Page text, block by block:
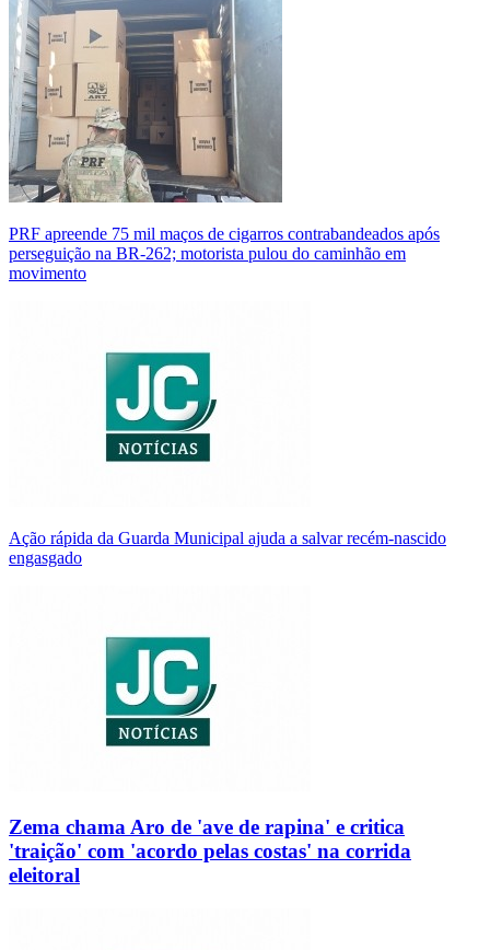
PRF apreende 75 mil maços de cigarros contrabandeados após
perseguição na BR-262; motorista pulou do caminhão em
movimento
Ação rápida da Guarda Municipal ajuda a salvar recém-nascido
engasgado
Zema chama Aro de 'ave de rapina' e critica
'traição' com 'acordo pelas costas' na corrida
eleitoral